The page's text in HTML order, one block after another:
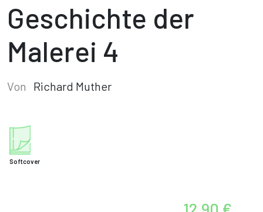
Geschichte der
Malerei 4
Von Richard Muther
Softcover